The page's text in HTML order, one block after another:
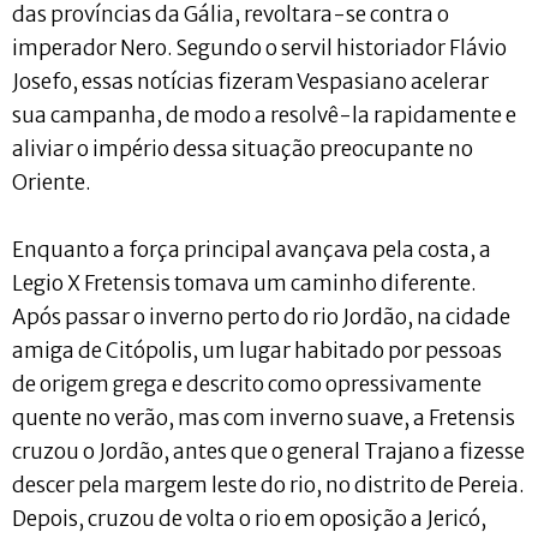
das províncias da Gália, revoltara-se contra o
imperador Nero. Segundo o servil historiador Flávio
Josefo, essas notícias fizeram Vespasiano acelerar
sua campanha, de modo a resolvê-la rapidamente e
aliviar o império dessa situação preocupante no
Oriente.
Enquanto a força principal avançava pela costa, a
Legio X Fretensis tomava um caminho diferente.
Após passar o inverno perto do rio Jordão, na cidade
amiga de Citópolis, um lugar habitado por pessoas
de origem grega e descrito como opressivamente
quente no verão, mas com inverno suave, a Fretensis
cruzou o Jordão, antes que o general Trajano a fizesse
descer pela margem leste do rio, no distrito de Pereia.
Depois, cruzou de volta o rio em oposição a Jericó,